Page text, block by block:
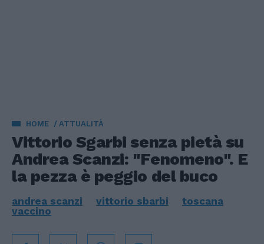
HOME ATTUALITÀ
Vittorio Sgarbi senza pietà su
Andrea Scanzi: "Fenomeno". E
la pezza è peggio del buco
andrea scanzi vittorio sbarbi
toscana
vaccino